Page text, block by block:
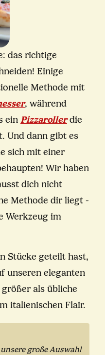
das richtige
Einige
Methode mit
, während
ein Pizzarollerdie
Und dann gibt es
sich mit einer
Wir haben
dich nicht
Methode dir liegt -
Werkzeug im
Stücke geteilt hast,
unseren eleganten
als übliche
italienischen Flair.
große Auswahl